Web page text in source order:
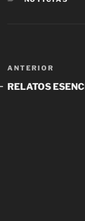
Navegación
de
Entrada
anterior
ANTERIOR
RELATOS